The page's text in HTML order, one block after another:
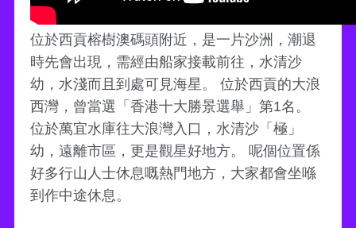
位於西貢榕樹澳碼頭附近，是一片沙洲，潮退
時先會出現，需經由船家接載前往，水清沙
幼，水淺而且到處可見海星。 位於西貢的大浪
西灣，曾當選「香港十大勝景選舉」第1名。
位於萬宜水庫往大浪灣入口，水清沙「極」
幼，遠離市區，更是觀星好地方。 呢個位置係
好多行山人士休息嘅熱門地方，大家都會坐喺
到作中途休息。